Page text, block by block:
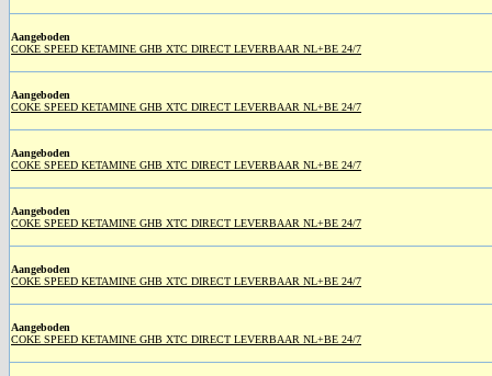
Aangeboden
COKE SPEED KETAMINE GHB XTC DIRECT LEVERBAAR NL+BE 24/7
Aangeboden
COKE SPEED KETAMINE GHB XTC DIRECT LEVERBAAR NL+BE 24/7
Aangeboden
COKE SPEED KETAMINE GHB XTC DIRECT LEVERBAAR NL+BE 24/7
Aangeboden
COKE SPEED KETAMINE GHB XTC DIRECT LEVERBAAR NL+BE 24/7
Aangeboden
COKE SPEED KETAMINE GHB XTC DIRECT LEVERBAAR NL+BE 24/7
Aangeboden
COKE SPEED KETAMINE GHB XTC DIRECT LEVERBAAR NL+BE 24/7